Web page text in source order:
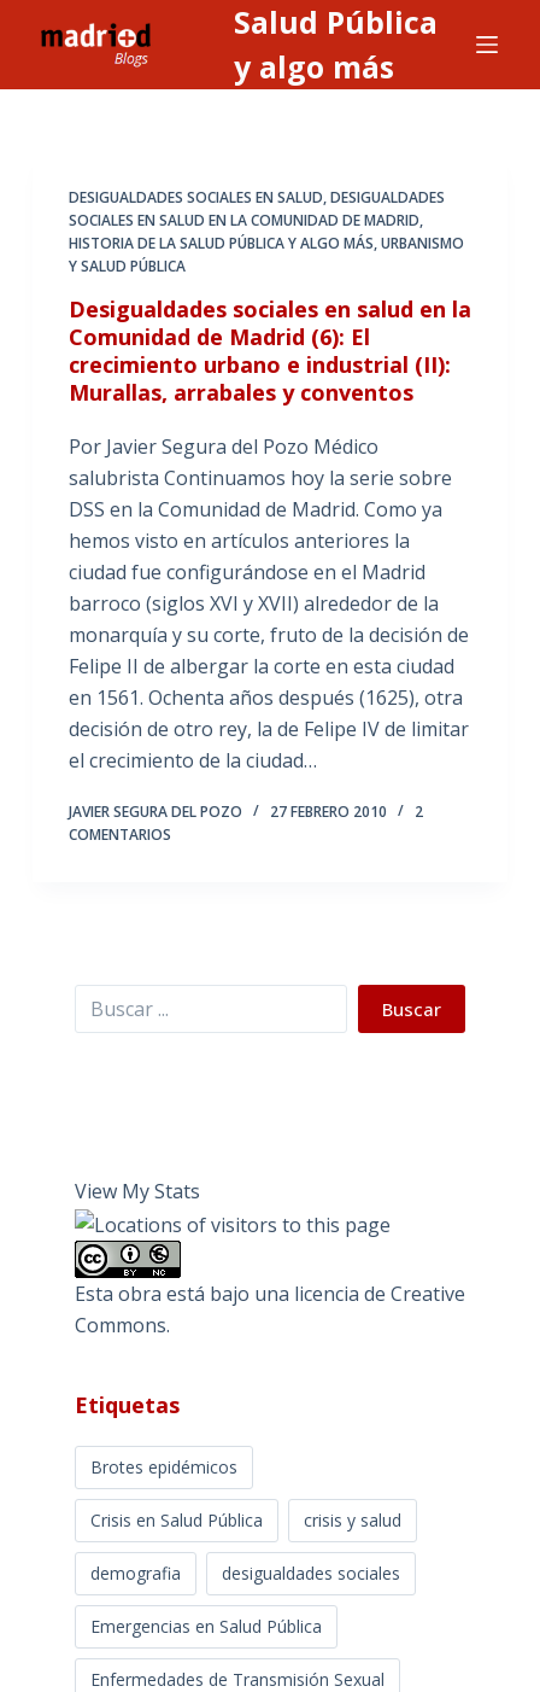
l
Salud Pública
y algo más
DESIGUALDADES SOCIALES EN SALUD,DESIGUALDADES
SOCIALES EN SALUD EN LA COMUNIDAD DE MADRID,
HISTORIA DE LA SALUD PÚBLICA Y ALGO MÁS,URBANISMO
Y SALUD PÚBLICA
Desigualdades sociales en salud en la
Comunidad de Madrid (6): El
crecimiento urbano e industrial (II):
Murallas, arrabales y conventos
Por Javier Segura del Pozo Médico
salubrista Continuamos hoy la serie sobre
DSS en la Comunidad de Madrid. Como ya
hemos visto en artículos anteriores la
ciudad fue configurándose en el Madrid
barroco (siglos XVI y XVII) alrededor de la
monarquía y su corte, fruto de la decisión de
Felipe II de albergar la corte en esta ciudad
en 1561. Ochenta años después (1625), otra
decisión de otro rey, la de Felipe IV de limitar
el crecimiento de la ciudad…
JAVIER SEGURA DEL POZO 27 FEBRERO 2010
2
COMENTARIOS
Buscar Buscar
View My Stats
Esta obra está bajo una licencia de Creative
Commons.
Etiquetas
Brotes epidémicos
Crisis en Salud Pública crisis y salud
demografia desigualdades sociales
Emergencias en Salud Pública
Enfermedades de Transmisión Sexual